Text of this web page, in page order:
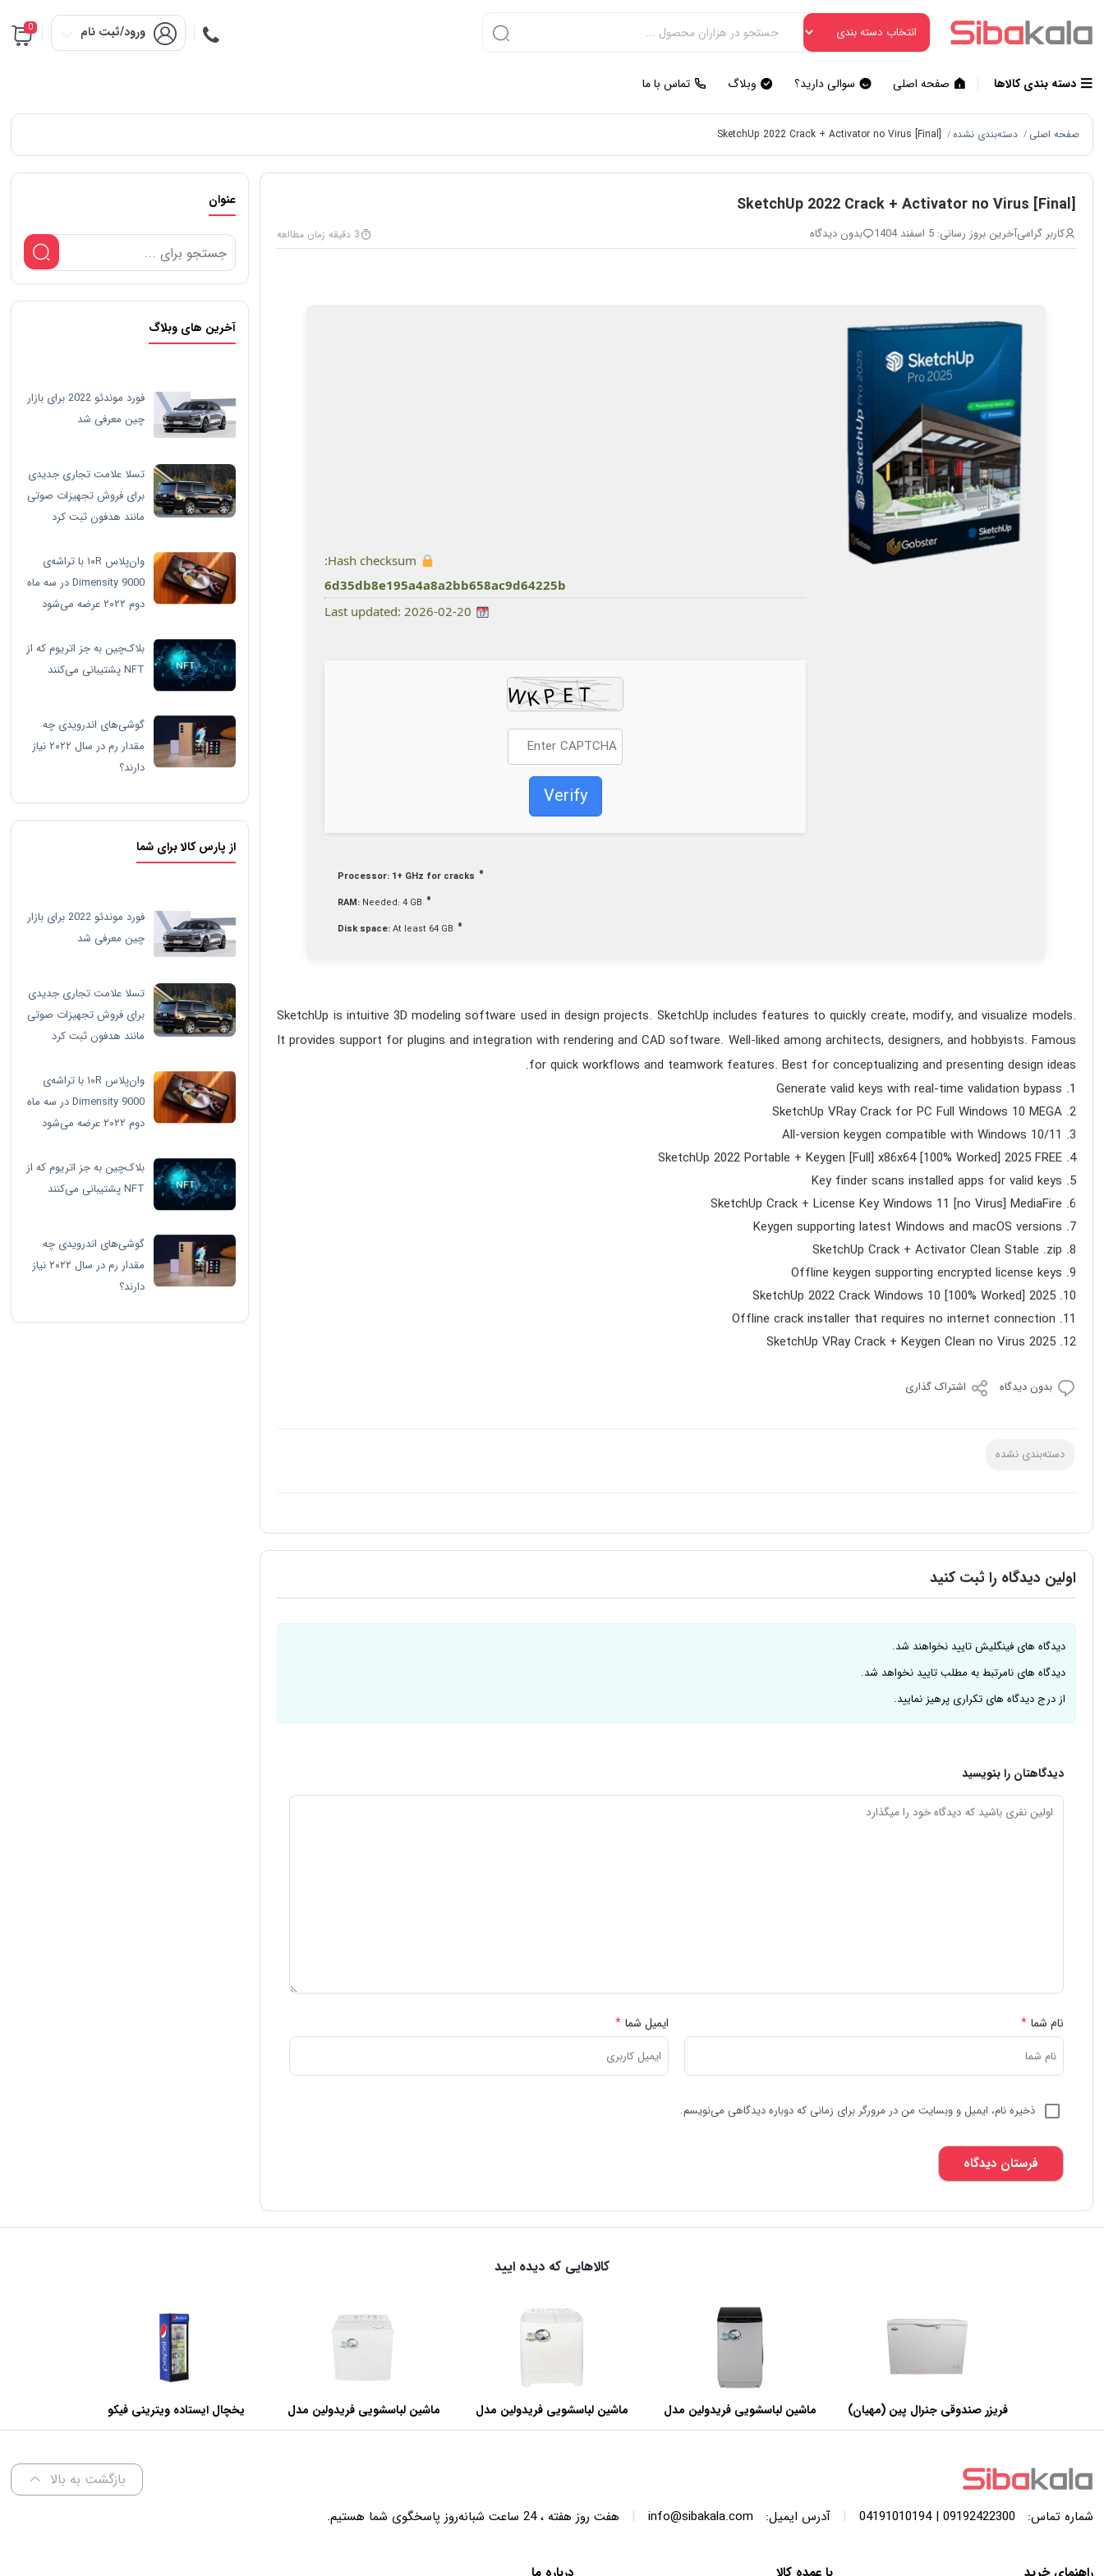
ورود/ثبت نام 0
دسته بندی کالاها صفحه اصلی سوالی دارید؟ وبلاگ تماس با ما
صفحه اصلی / دسته‌بندی نشده /
SketchUp 2022 Crack + Activator no Virus [Final]
SketchUp 2022 Crack + Activator no Virus [Final]
کاربر گرامیآخرین بروز رسانی: 5 اسفند 1404 بدون دیدگاه 3 دقیقه زمان مطالعه
6d35db8e195a4a8a2bb658ac9d64225b
Verify
Processor: 1+ GHz for cracks
RAM: Needed: 4 GB
Disk space:At least 64 GB
SketchUp is intuitive 3D modeling software used in design projects. SketchUp includes features to quickly create, modify, and visualize models.
It provides support for plugins and integration with rendering and CAD software. Well-liked among architects, designers, and hobbyists. Famous
for quick workflows and teamwork features. Best for conceptualizing and presenting design ideas.
Generate valid keys with real-time validation bypass
SketchUp VRay Crack for PC Full Windows 10 MEGA
All-version keygen compatible with Windows 10/11
SketchUp 2022 Portable + Keygen [Full] x86x64 [100% Worked] 2025 FREE
Key finder scans installed apps for valid keys
SketchUp Crack + License Key Windows 11 [no Virus] MediaFire
Keygen supporting latest Windows and macOS versions
SketchUp Crack + Activator Clean Stable .zip
Offline keygen supporting encrypted license keys
SketchUp 2022 Crack Windows 10 [100% Worked] 2025
Offline crack installer that requires no internet connection
SketchUp VRay Crack + Keygen Clean no Virus 2025
بدون دیدگاه اشتراک گذاری
دسته‌بندی نشده
اولین دیدگاه را ثبت کنید
دیدگاه های فینگلیش تایید نخواهند شد.
دیدگاه های نامرتبط به مطلب تایید نخواهد شد.
از درج دیدگاه های تکراری پرهیز نمایید.
دیدگاهتان را بنویسید
نام شما * ایمیل شما *
ذخیره نام، ایمیل و وبسایت من در مرورگر برای زمانی که دوباره دیدگاهی می‌نویسم.
عنوان
آخرین های وبلاگ
فورد موندئو 2022 برای بازار
چین معرفی شد
تسلا علامت تجاری جدیدی
برای فروش تجهیزات صوتی
مانند هدفون ثبت کرد
وان‌پلاس ۱۰R با تراشه‌ی
Dimensity 9000 در سه ماه
دوم ۲۰۲۲ عرضه می‌شود
بلاک‌چین به جز اتریوم که از
NFT پشتیبانی می‌کنند
گوشی‌های اندرویدی چه
مقدار رم در سال ۲۰۲۲ نیاز
دارند؟
از پارس کالا برای شما
فورد موندئو 2022 برای بازار
چین معرفی شد
تسلا علامت تجاری جدیدی
برای فروش تجهیزات صوتی
مانند هدفون ثبت کرد
وان‌پلاس ۱۰R با تراشه‌ی
Dimensity 9000 در سه ماه
دوم ۲۰۲۲ عرضه می‌شود
بلاک‌چین به جز اتریوم که از
NFT پشتیبانی می‌کنند
گوشی‌های اندرویدی چه
مقدار رم در سال ۲۰۲۲ نیاز
دارند؟
کالاهایی که دیده ایید
فریزر صندوقی جنرال پین (مهیان)
با ظرفیت 440 لیتر
ماشین لباسشویی فریدولین مدل
SWF120A ظرفیت 12 کیلوگرم
ماشین لباسشویی فریدولین مدل
SWT68 ظرفیت 6.8 کیلوگرم
ماشین لباسشویی فریدولین مدل
SWT150 ظرفیت 15 کیلوگرم
یخچال ایستاده ویترینی فیکو
عرض 60 سانتی متر
بازگشت به بالا
شماره تماس: 09192422300 | 04191010194
| آدرس ایمیل: info@sibakala.com
| هفت روز هفته ، 24 ساعت شبانه‌روز پاسخگوی شما هستیم.